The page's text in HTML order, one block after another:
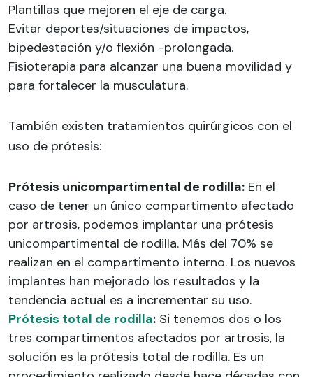
Plantillas que mejoren el eje de carga.
Evitar deportes/situaciones de impactos,
bipedestación y/o flexión -prolongada.
Fisioterapia para alcanzar una buena movilidad y
para fortalecer la musculatura.
También existen tratamientos quirúrgicos con el
uso de prótesis:
Prótesis unicompartimental de rodilla: En el
caso de tener un único compartimento afectado
por artrosis, podemos implantar una prótesis
unicompartimental de rodilla. Más del 70% se
realizan en el compartimento interno. Los nuevos
implantes han mejorado los resultados y la
tendencia actual es a incrementar su uso.
Prótesis total de rodilla: Si tenemos dos o los
tres compartimentos afectados por artrosis, la
solución es la prótesis total de rodilla. Es un